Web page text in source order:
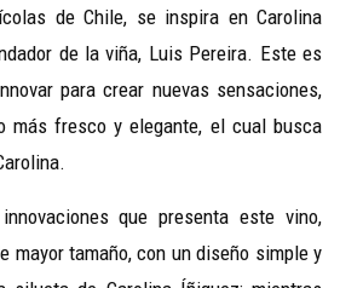
de Chile, se inspira en Carolina
de la viña, Luis Pereira. Este es
para crear nuevas sensaciones,
más fresco y elegante, el cual busca
que presenta este vino,
mayor tamaño, con un diseño simple y